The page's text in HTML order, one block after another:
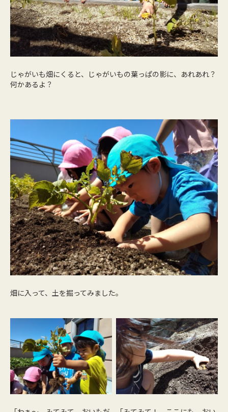
じゃがいも畑にくると、じゃがいもの葉っぱの影に、あれあれ？
何かあるよ？
畑に入って、土を掘ってみました。